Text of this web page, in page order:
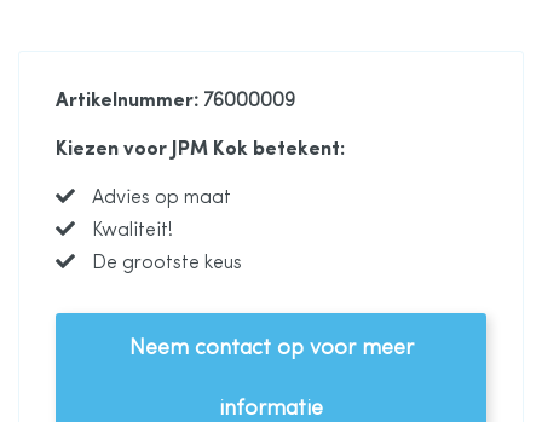
Artikelnummer: 76000009
Kiezen voor JPM Kok betekent:
Advies op maat
Kwaliteit!
De grootste keus
Neem contact op voor meer
informatie